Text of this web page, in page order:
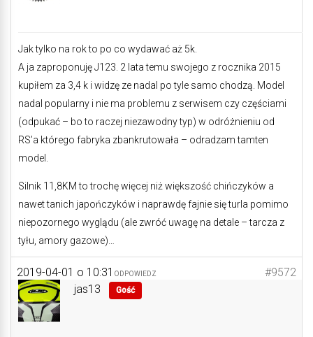
Jak tylko na rok to po co wydawać aż 5k.
A ja zaproponuję J123. 2 lata temu swojego z rocznika 2015
kupiłem za 3,4 k i widzę ze nadal po tyle samo chodzą. Model
nadal popularny i nie ma problemu z serwisem czy częściami
(odpukać – bo to raczej niezawodny typ) w odróżnieniu od
RS’a którego fabryka zbankrutowała – odradzam tamten
model.
Silnik 11,8KM to trochę więcej niż większość chińczyków a
nawet tanich japończyków i naprawdę fajnie się turla pomimo
niepozornego wyglądu (ale zwróć uwagę na detale – tarcza z
tyłu, amory gazowe)…
2019-04-01 o 10:31 #9572
ODPOWIEDZ
jas13 Gość